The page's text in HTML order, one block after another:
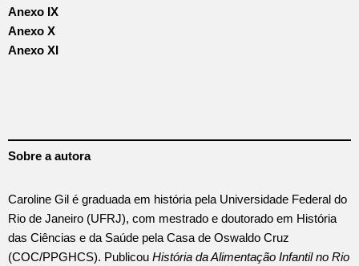
Anexo IX
Anexo X
Anexo XI
Sobre a autora
Caroline Gil é graduada em história pela Universidade Federal do
Rio de Janeiro (UFRJ), com mestrado e doutorado em História
das Ciências e da Saúde pela Casa de Oswaldo Cruz
(COC/PPGHCS). Publicou História da Alimentação Infantil no Rio